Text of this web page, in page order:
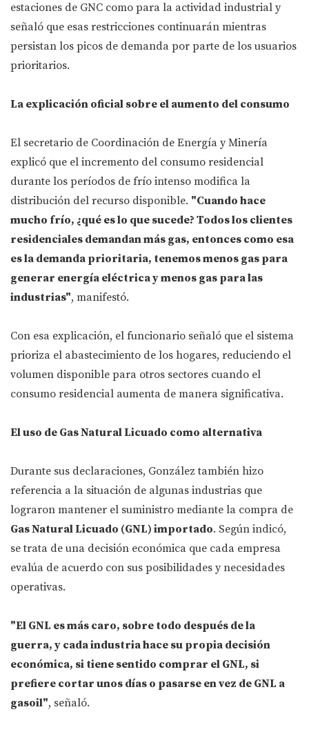
estaciones de GNC como para la actividad industrial y
señaló que esas restricciones continuarán mientras
persistan los picos de demanda por parte de los usuarios
prioritarios.
La explicación oficial sobre el aumento del consumo
El secretario de Coordinación de Energía y Minería
explicó que el incremento del consumo residencial
durante los períodos de frío intenso modifica la
distribución del recurso disponible. "Cuando hace
mucho frío, ¿qué es lo que sucede? Todos los clientes
residenciales demandan más gas, entonces como esa
es la demanda prioritaria, tenemos menos gas para
generar energía eléctrica y menos gas para las
industrias", manifestó.
Con esa explicación, el funcionario señaló que el sistema
prioriza el abastecimiento de los hogares, reduciendo el
volumen disponible para otros sectores cuando el
consumo residencial aumenta de manera significativa.
El uso de Gas Natural Licuado como alternativa
Durante sus declaraciones, González también hizo
referencia a la situación de algunas industrias que
lograron mantener el suministro mediante la compra de
Gas Natural Licuado (GNL) importado. Según indicó,
se trata de una decisión económica que cada empresa
evalúa de acuerdo con sus posibilidades y necesidades
operativas.
"El GNL es más caro, sobre todo después de la
guerra, y cada industria hace su propia decisión
económica, si tiene sentido comprar el GNL, si
prefiere cortar unos días o pasarse en vez de GNL a
gasoil", señaló.